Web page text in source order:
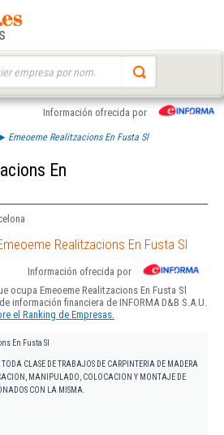
Información ofrecida por
Emeoeme Realitzacions En Fusta Sl
En
Realitzacions En Fusta Sl
Información ofrecida por
ocupa Emeoeme Realitzacions En Fusta Sl
información financiera de INFORMA D&B S.A.U.
el Ranking de Empresas.
En Fusta Sl
CLASE DE TRABAJOS DE CARPINTERIA DE MADERA
MANIPULADO, COLOCACION Y MONTAJE DE
CON LA MISMA.